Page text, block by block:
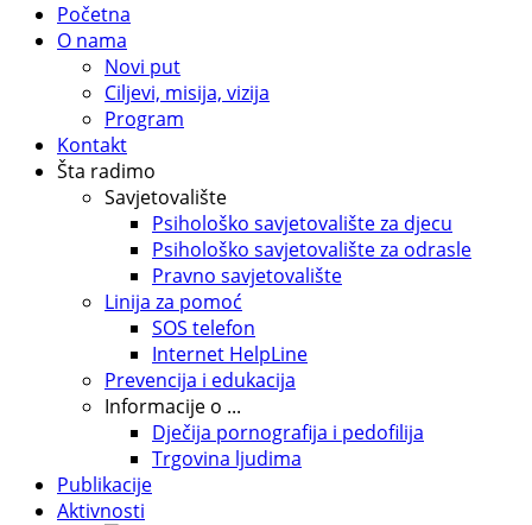
Početna
O nama
Novi put
Ciljevi, misija, vizija
Program
Kontakt
Šta radimo
Savjetovalište
Psihološko savjetovalište za djecu
Psihološko savjetovalište za odrasle
Pravno savjetovalište
Linija za pomoć
SOS telefon
Internet HelpLine
Prevencija i edukacija
Informacije o ...
Dječija pornografija i pedofilija
Trgovina ljudima
Publikacije
Aktivnosti